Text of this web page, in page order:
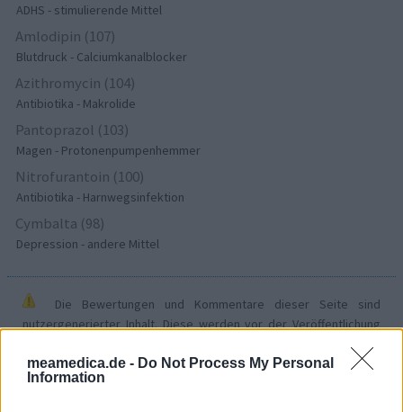
meamedica.de - Do Not Process My Personal
Information
ADHS - stimulierende Mittel
Amlodipin (107)
Blutdruck - Calciumkanalblocker
Azithromycin (104)
Antibiotika - Makrolide
Pantoprazol (103)
Magen - Protonenpumpenhemmer
Nitrofurantoin (100)
Antibiotika - Harnwegsinfektion
Cymbalta (98)
Depression - andere Mittel
Die Bewertungen und Kommentare dieser Seite sind
nutzergenerierter Inhalt. Diese werden vor der Veröffentlichung
Arzneimittel- und Gesundheitszustand) zu entsprechen. Wir
setzen von unseren Benutzern keine nachgewiesenen